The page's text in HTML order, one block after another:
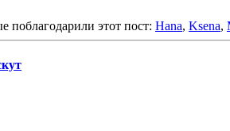
поблагодарили этот пост: Hana, Ksena,